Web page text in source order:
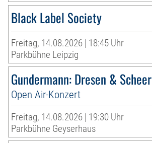
Black Label Society
Freitag, 14.08.2026 | 18:45 Uhr
Parkbühne Leipzig
Gundermann: Dresen & Scheer
Open Air-Konzert
Freitag, 14.08.2026 | 19:30 Uhr
Parkbühne Geyserhaus